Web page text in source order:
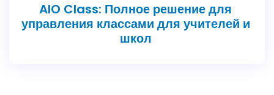
AIO Class: Полное решение для
управления классами для учителей и
школ